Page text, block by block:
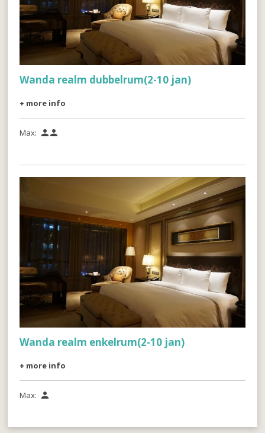
Wanda realm dubbelrum(2-10 jan)
+ more info
Max: 
Wanda realm enkelrum(2-10 jan)
+ more info
Max: 